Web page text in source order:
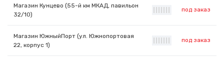
Магазин Кунцево (55-й км МКАД, павильон
32/10)
под заказ
Магазин ЮжныйПорт (ул. Южнопортовая
22, корпус 1)
под заказ